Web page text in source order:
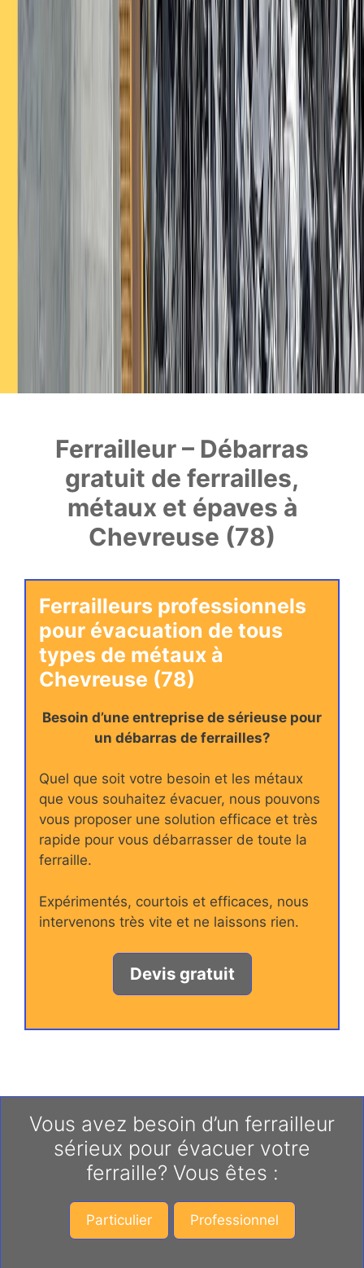
Ferrailleur – Débarras
gratuit de ferrailles,
métaux et épaves à
Chevreuse (78)
Ferrailleurs professionnels
pour évacuation de tous
types de métaux à
Chevreuse (78)
Besoin d’une entreprise de sérieuse pour
un débarras de ferrailles?
Quel que soit votre besoin et les métaux
que vous souhaitez évacuer, nous pouvons
vous proposer une solution efficace et très
rapide pour vous débarrasser de toute la
ferraille.
Expérimentés, courtois et efficaces, nous
intervenons très vite et ne laissons rien.
Devis gratuit
Vous avez besoin d’un ferrailleur
sérieux pour évacuer votre
ferraille? Vous êtes :
Particulier Professionnel